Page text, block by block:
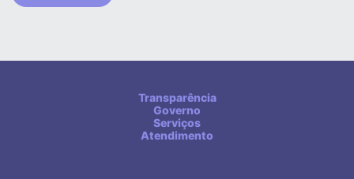
Transparência
Governo
Serviços
Atendimento